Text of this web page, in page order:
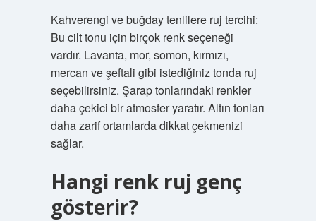
Kahverengi ve buğday tenlilere ruj tercihi:
Bu cilt tonu için birçok renk seçeneği
vardır. Lavanta, mor, somon, kırmızı,
mercan ve şeftali gibi istediğiniz tonda ruj
seçebilirsiniz. Şarap tonlarındaki renkler
daha çekici bir atmosfer yaratır. Altın tonları
daha zarif ortamlarda dikkat çekmenizi
sağlar.
Hangi renk ruj genç
gösterir?